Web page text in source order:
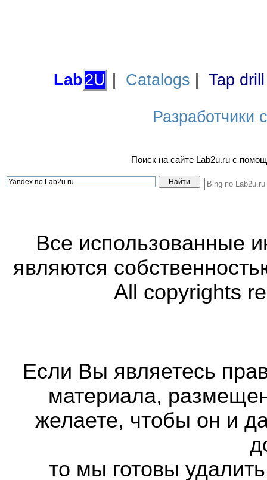
Lab2U Catalogs Tap
Разработчики
Поиск на сайте Lab2u.ru с
Все использованные
являются
All copyrights
Если Вы являетесь
материала,
желаете, чтобы он и
то мы готовы